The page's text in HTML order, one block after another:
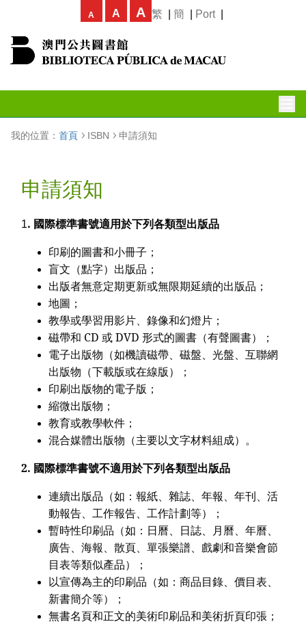
A A A 繁 簡 Port|
我的位置： 首頁 ISBN 申請須知
申請須知
1. 國際標準書號適用於下列各類型出版品
印刷的圖書和小冊子；
盲文（點字）出版品；
出版者無意定期更新或無限期延續的出版品；
地圖；
教學或學習用影片、錄像和幻燈片；
磁帶和 CD 或 DVD 形式的圖書（有聲圖書）；
電子出版物（如機讀磁帶、磁盤、光盤、互聯網
出版物（下載版或在線版）；
印刷出版物的電子版；
縮微出版物；
教育或教學軟件；
混合媒體出版物（主要以文字材料組成）。
2. 國際標準書號不適用於下列各類型出版品
連續出版品（如：報紙、雜誌、年報、年刊、活
動報告、工作報告、工作計劃等）；
暫時性印刷品（如：日曆、日誌、月曆、年曆、
廣告、海報、散頁、單張樂譜、戲劇和音樂會節
目表等類似產品）；
以宣傳為主的印刷品（如：商品目錄、價目表、
新書簡介等）；
無書名頁和正文的美術印刷品和美術折頁印張；